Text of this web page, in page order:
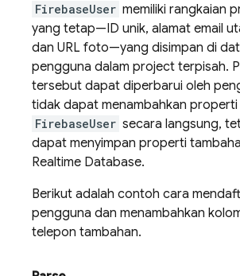
FirebaseUser memiliki rangkaian
yang tetap—ID unik, alamat email
dan URL foto—yang disimpan di
pengguna dalam project terpisah.
tersebut dapat diperbarui oleh
tidak dapat menambahkan properti
FirebaseUser secara langsung,
dapat menyimpan properti
Realtime Database.
Berikut adalah contoh cara
pengguna dan menambahkan
telepon tambahan.